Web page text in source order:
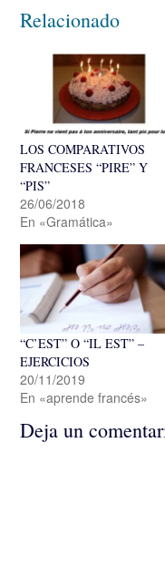
entrada
Relacionado
LOS COMPARATIVOS
FRANCESES “PIRE” Y
“PIS”
26/06/2018
En «Gramática»
“C’EST” O “IL EST” –
EJERCICIOS
20/11/2019
En «aprende francés»
Deja un